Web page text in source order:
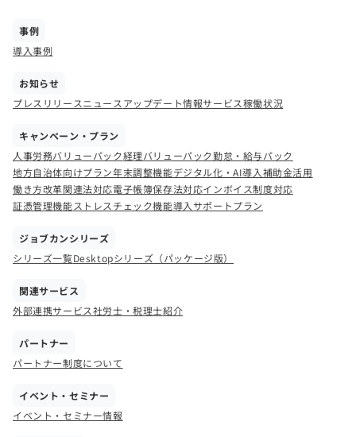
事例
導入事例
お知らせ
プレスリリースニュース アップデート情報サービス稼働状況
キャンペーン・プラン
人事労務バリューパック経理バリューパック勤怠・給与パック
地方自治体向けプラン年末調整機能デジタル化・AI導入補助金活用
働き方改革関連法対応電子帳簿保存法対応インボイス制度対応
証憑管理機能ストレスチェック機能導入サポートプラン
ジョブカンシリーズ
シリーズ一覧Desktopシリーズ（パッケージ版）
関連サービス
外部連携サービス社労士・税理士紹介
パートナー
パートナー制度について
イベント・セミナー
イベント・セミナー情報